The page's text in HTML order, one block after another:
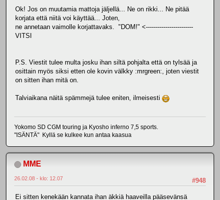
Ok! Jos on muutamia mattoja jäljellä... Ne on rikki... Ne pitää
korjata että niitä voi käyttää... Joten,
ne annetaan vaimolle korjattavaks. "DOM!" <------------------------
VITSI
P.S. Viestit tulee multa josku ihan siltä pohjalta että on tylsää ja
osittain myös siksi etten ole kovin välkky :mrgreen:, joten viestit
on sitten ihan mitä on.
Talviaikana näitä spämmejä tulee eniten, ilmeisesti
Yokomo SD CGM touring ja Kyosho inferno 7,5 sports.
"ISÄNTÄ" Kyllä se kulkee kun antaa kaasua
MME
#948
26.02.08 - klo: 12.07
Ei sitten kenekään kannata ihan äkkiä haaveilla pääsevänsä